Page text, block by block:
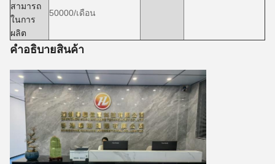
สามารถ
ในการ
ผลิต
50000/เดือน
คําอธิบายสินค้า